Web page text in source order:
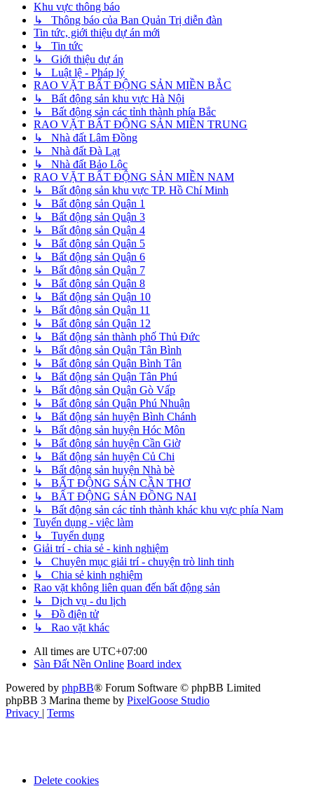
Khu vực thông báo
↳ Thông báo của Ban Quản Trị diễn đàn
Tin tức, giới thiệu dự án mới
↳ Tin tức
↳ Giới thiệu dự án
↳ Luật lệ - Pháp lý
RAO VẶT BẤT ĐỘNG SẢN MIỀN BẮC
↳ Bất động sản khu vực Hà Nội
↳ Bất động sản các tỉnh thành phía Bắc
RAO VẶT BẤT ĐỘNG SẢN MIỀN TRUNG
↳ Nhà đất Lâm Đồng
↳ Nhà đất Đà Lạt
↳ Nhà đất Bảo Lộc
RAO VẶT BẤT ĐỘNG SẢN MIỀN NAM
↳ Bất động sản khu vực TP. Hồ Chí Minh
↳ Bất động sản Quận 1
↳ Bất động sản Quận 3
↳ Bất động sản Quận 4
↳ Bất động sản Quận 5
↳ Bất động sản Quận 6
↳ Bất động sản Quận 7
↳ Bất động sản Quận 8
↳ Bất động sản Quận 10
↳ Bất động sản Quận 11
↳ Bất động sản Quận 12
↳ Bất động sản thành phố Thủ Đức
↳ Bất động sản Quận Tân Bình
↳ Bất động sản Quận Bình Tân
↳ Bất động sản Quận Tân Phú
↳ Bất động sản Quận Gò Vấp
↳ Bất động sản Quận Phú Nhuận
↳ Bất động sản huyện Bình Chánh
↳ Bất động sản huyện Hóc Môn
↳ Bất động sản huyện Cần Giờ
↳ Bất động sản huyện Củ Chi
↳ Bất động sản huyện Nhà bè
↳ BẤT ĐỘNG SẢN CẦN THƠ
↳ BẤT ĐỘNG SẢN ĐỒNG NAI
↳ Bất động sản các tỉnh thành khác khu vực phía Nam
Tuyển dụng - việc làm
↳ Tuyển dụng
Giải trí - chia sẻ - kinh nghiệm
↳ Chuyên mục giải trí - chuyện trò linh tinh
↳ Chia sẻ kinh nghiệm
Rao vặt không liên quan đến bất động sản
↳ Dịch vụ - du lịch
↳ Đồ điện tử
↳ Rao vặt khác
All times are UTC+07:00
Sàn Đất Nền Online Board index
Powered by phpBB® Forum Software © phpBB Limited
phpBB 3 Marina theme by PixelGoose Studio
Privacy | Terms
Delete cookies